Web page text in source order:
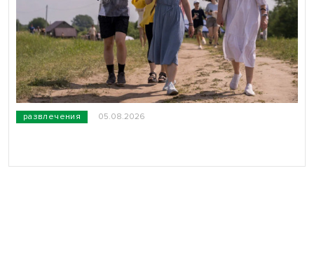
развлечения 05.08.2026